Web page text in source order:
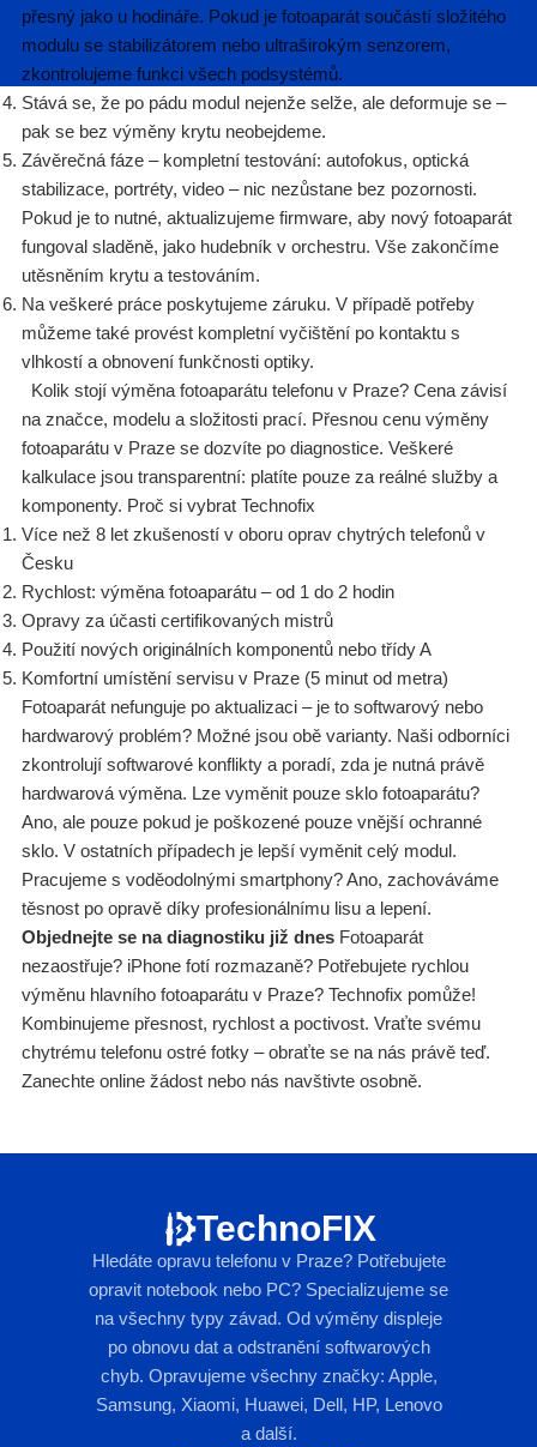
přesný jako u hodináře. Pokud je fotoaparát součástí složitého
modulu se stabilizátorem nebo ultraširokým senzorem,
zkontrolujeme funkci všech podsystémů.
Stává se, že po pádu modul nejenže selže, ale deformuje se –
pak se bez výměny krytu neobejdeme.
Závěrečná fáze – kompletní testování: autofokus, optická
stabilizace, portréty, video – nic nezůstane bez pozornosti.
Pokud je to nutné, aktualizujeme firmware, aby nový fotoaparát
fungoval sladěně, jako hudebník v orchestru. Vše zakončíme
utěsněním krytu a testováním.
Na veškeré práce poskytujeme záruku. V případě potřeby
můžeme také provést kompletní vyčištění po kontaktu s
vlhkostí a obnovení funkčnosti optiky.
Kolik stojí výměna fotoaparátu telefonu v Praze? Cena závisí
na značce, modelu a složitosti prací. Přesnou cenu výměny
fotoaparátu v Praze se dozvíte po diagnostice. Veškeré
kalkulace jsou transparentní: platíte pouze za reálné služby a
komponenty. Proč si vybrat Technofix
Více než 8 let zkušeností v oboru oprav chytrých telefonů v
Česku
Rychlost: výměna fotoaparátu – od 1 do 2 hodin
Opravy za účasti certifikovaných mistrů
Použití nových originálních komponentů nebo třídy A
Komfortní umístění servisu v Praze (5 minut od metra)
Fotoaparát nefunguje po aktualizaci – je to softwarový nebo
hardwarový problém? Možné jsou obě varianty. Naši odborníci
zkontrolují softwarové konflikty a poradí, zda je nutná právě
hardwarová výměna. Lze vyměnit pouze sklo fotoaparátu?
Ano, ale pouze pokud je poškozené pouze vnější ochranné
sklo. V ostatních případech je lepší vyměnit celý modul.
Pracujeme s voděodolnými smartphony? Ano, zachováváme
těsnost po opravě díky profesionálnímu lisu a lepení.
Objednejte se na diagnostiku již dnes Fotoaparát
nezaostřuje? iPhone fotí rozmazaně? Potřebujete rychlou
výměnu hlavního fotoaparátu v Praze? Technofix pomůže!
Kombinujeme přesnost, rychlost a poctivost. Vraťte svému
chytrému telefonu ostré fotky – obraťte se na nás právě teď.
Zanechte online žádost nebo nás navštivte osobně.
TechnoFIX
Hledáte opravu telefonu v Praze? Potřebujete
opravit notebook nebo PC? Specializujeme se
na všechny typy závad. Od výměny displeje
po obnovu dat a odstranění softwarových
chyb. Opravujeme všechny značky: Apple,
Samsung, Xiaomi, Huawei, Dell, HP, Lenovo
a další.